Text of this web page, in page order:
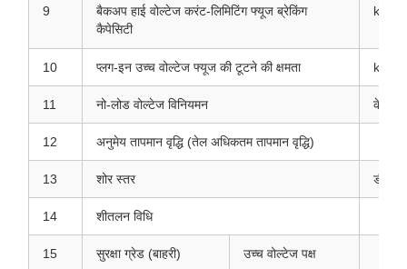
9
बैकअप हाई वोल्टेज करंट-लिमिटिंग फ्यूज ब्रेकिंग
कैपेसिटी
kA
10 प्लग-इन उच्च वोल्टेज फ्यूज की टूटने की क्षमता kA
11 नो-लोड वोल्टेज विनियमन केवी
12 अनुमेय तापमान वृद्धि (तेल अधिकतम तापमान वृद्धि)
13 शोर स्तर डीबी
14 शीतलन विधि
15 सुरक्षा ग्रेड (बाहरी) उच्च वोल्टेज पक्ष